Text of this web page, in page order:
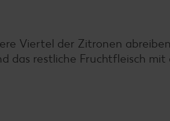
Viertel der Zitronen
das restliche Fruchtfleisch